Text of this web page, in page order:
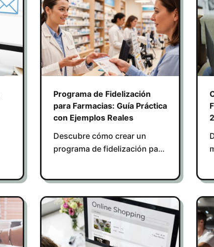
Programa de Fidelización
para Farmacias: Guía Práctica
con Ejemplos Reales
Descubre cómo crear un
programa de fidelización para
reales.